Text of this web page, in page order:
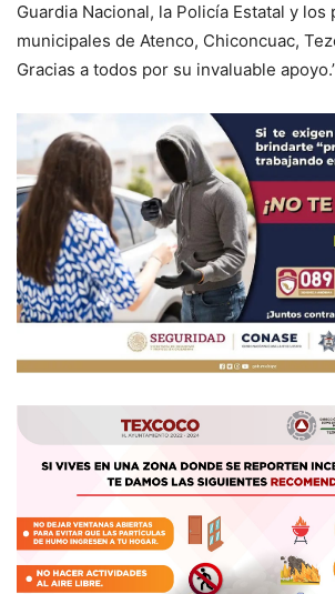
Guardia Nacional, la Policía Estatal y los
municipales de Atenco, Chiconcuac,
Gracias a todos por su invaluable